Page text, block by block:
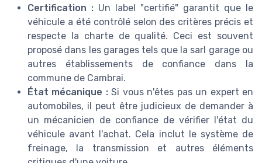
Certification : Un label "certifié" garantit que le
véhicule a été contrôlé selon des critères précis et
respecte la charte de qualité. Ceci est souvent
proposé dans les garages tels que la sarl garage ou
autres établissements de confiance dans la
commune de Cambrai.
État mécanique :Si vous n'êtes pas un expert en
automobiles, il peut être judicieux de demander à
un mécanicien de confiance de vérifier l'état du
véhicule avant l'achat. Cela inclut le système de
freinage, la transmission et autres éléments